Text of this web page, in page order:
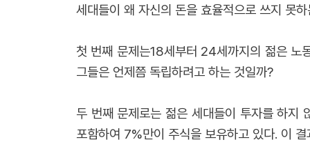
세대들이 왜 자신의 돈을 효율적으로 쓰지 못
첫 번째 문제는18세부터 24세까지의 젊은 노
그들은 언제쯤 독립하려고 하는 것일까?
두 번째 문제로는 젊은 세대들이 투자를 하지
포함하여 7%만이 주식을 보유하고 있다. 이